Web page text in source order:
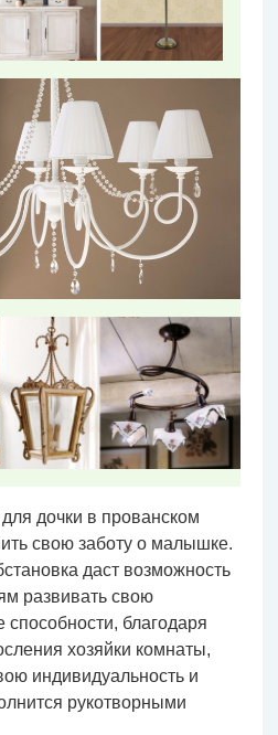
дочки в прованском
свою заботу о малышке.
даст возможность
развивать свою
благодаря
хозяйки комнаты,
индивидуальность и
рукотворными